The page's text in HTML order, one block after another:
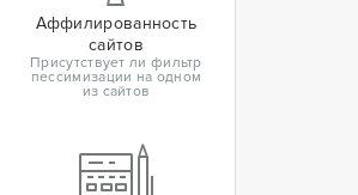
Аффилированность
сайтов
Присутствует ли фильтр
пессимизации на одном
из сайтов